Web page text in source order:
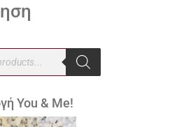
You & Me!